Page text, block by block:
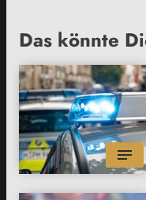
Das könnte